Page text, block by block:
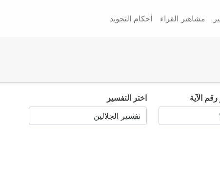
مشاهير القراء أحكام التجويد
رقم الآية اختر التفسير